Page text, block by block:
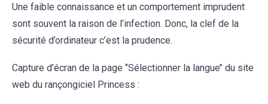
Une faible connaissance et un comportement imprudent
sont souvent la raison de l’infection. Donc, la clef de la
sécurité d’ordinateur c’est la prudence.
Capture d’écran de la page ‘’Sélectionner la langue’’ du site
web du rançongiciel Princess :